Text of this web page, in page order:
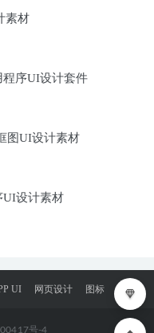
素材
序UI设计套件
图UI设计素材
UI设计素材
UI 网页设计 图标
号-4